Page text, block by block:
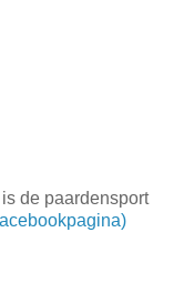
de paardensport